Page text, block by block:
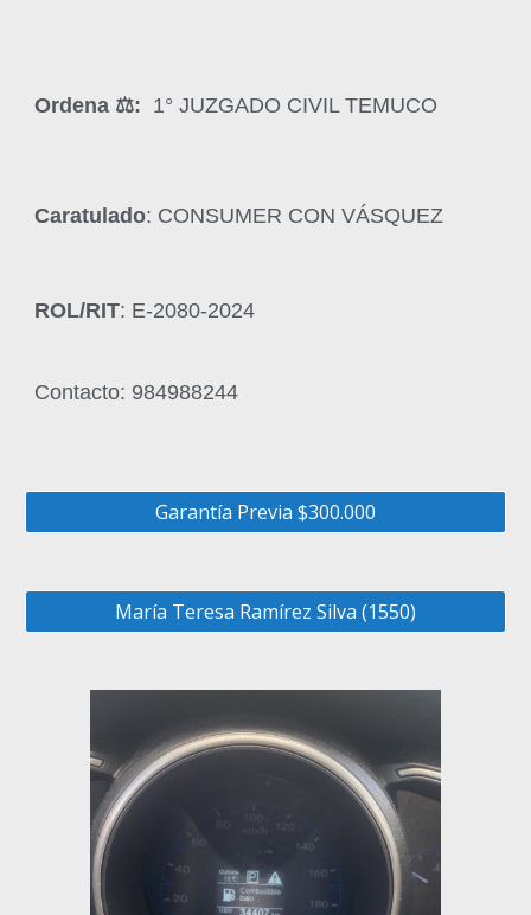
Ordena ‍⚖️: 1° JUZGADO CIVIL TEMUCO
Caratulado: CONSUMER CON VÁSQUEZ
ROL/RIT: E-2080-2024
Contacto: 984988244
Garantía Previa $300.000
María Teresa Ramírez Silva (1550)